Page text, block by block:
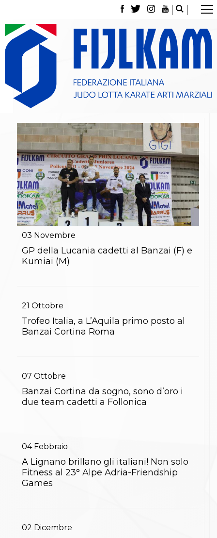
La Federazione
Tesseramento
Contatti
Norme e modulistica Affiliazioni e Tesseramenti
Classifica Società Sportive con più di 100 atleti
tesserati
Gare e Risultati
Archivio eventi
Dove siamo
Media
Partners
Trasparenza
Judo
La disciplina
News
Attività Didattica
Gare e Risultati
Albi Federali
Lotta
La disciplina
News
Gare e Risultati
Sumo
Capoeira
Calendario Attività
Difesa Personale MGA
La disciplina
03 Novembre
GP della Lucania cadetti al Banzai (F) e
Kumiai (M)
21 Ottobre
Trofeo Italia, a L’Aquila primo posto al
Banzai Cortina Roma
07 Ottobre
Banzai Cortina da sogno, sono d’oro i
due team cadetti a Follonica
04 Febbraio
A Lignano brillano gli italiani! Non solo
Fitness al 23° Alpe Adria-Friendship
Games
02 Dicembre